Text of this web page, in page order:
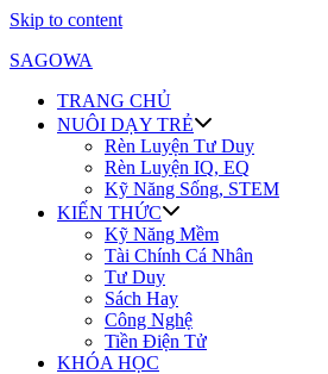
Skip to content
SAGOWA
TRANG CHỦ
NUÔI DẠY TRẺ
Rèn Luyện Tư Duy
Rèn Luyện IQ, EQ
Kỹ Năng Sống, STEM
KIẾN THỨC
Kỹ Năng Mềm
Tài Chính Cá Nhân
Tư Duy
Sách Hay
Công Nghệ
Tiền Điện Tử
KHÓA HỌC